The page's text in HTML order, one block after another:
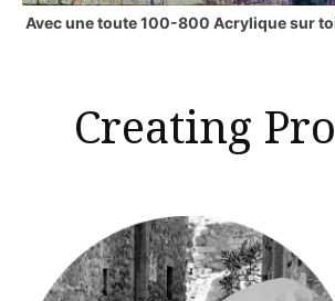
Avec une toute 100-800 Acrylique sur
Creating